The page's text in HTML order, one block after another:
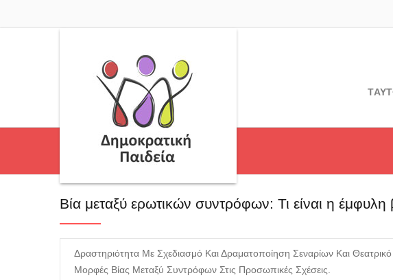
Βία μεταξύ ερωτικών συντρόφων: Τι είναι η έμφυλη
Δραστηριότητα Με Σχεδιασμό Και Δραματοποίηση Σεναρίων Και
Μορφές Βίας Μεταξύ Συντρόφων Στις Προσωπικές Σχέσεις.